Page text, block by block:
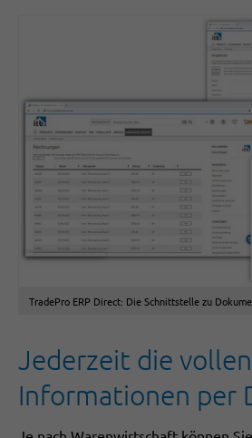
TradePro ERP Direct: Die Schnittstelle zu
Jederzeit die
Informationen per